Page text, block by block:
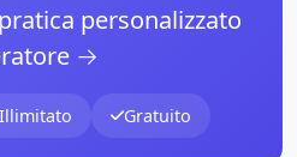
personalizzato
→
Illimitato Gratuito